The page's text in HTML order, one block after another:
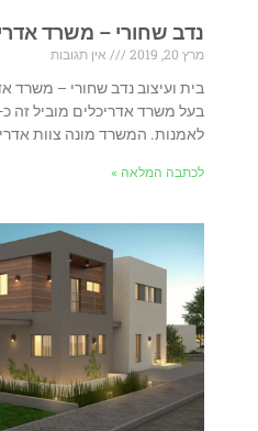
נדב שחורי – משרד
מרץ 20, 2019
אין תגובות
בית ועיצוב נדב שחורי – משרד
לאמנות. המשרד מונה צוות
לכתבה המלאה »